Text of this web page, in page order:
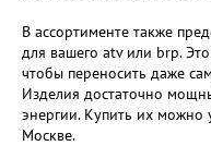
В ассортименте также
для вашего atv или brp.
чтобы переносить даже
Изделия достаточно
энергии. Купить их можно
Москве.